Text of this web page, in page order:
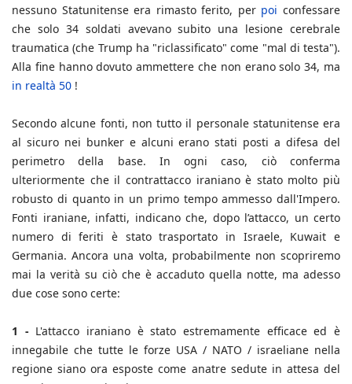
nessuno Statunitense era rimasto ferito, per poiconfessare
che solo 34 soldati avevano subito una lesione cerebrale
traumatica (che Trump ha "riclassificato" come "mal di testa").
Alla fine hanno dovuto ammettere che non erano solo 34, ma
in realtà 50 !
Secondo alcune fonti, non tutto il personale statunitense era
al sicuro nei bunker e alcuni erano stati posti a difesa del
perimetro della base. In ogni caso, ciò conferma
ulteriormente che il contrattacco iraniano è stato molto più
robusto di quanto in un primo tempo ammesso dall'Impero.
Fonti iraniane, infatti, indicano che, dopo l’attacco, un certo
numero di feriti è stato trasportato in Israele, Kuwait e
Germania. Ancora una volta, probabilmente non scopriremo
mai la verità su ciò che è accaduto quella notte, ma adesso
due cose sono certe:
1 - L'attacco iraniano è stato estremamente efficace ed è
innegabile che tutte le forze USA / NATO / israeliane nella
regione siano ora esposte come anatre sedute in attesa del